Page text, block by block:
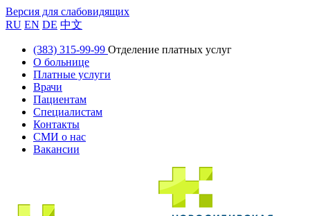
Версия для слабовидящих
RU EN DE 中文
(383) 315-99-99 Отделение платных услуг
О больнице
Платные услуги
Врачи
Пациентам
Специалистам
Контакты
СМИ о нас
Вакансии